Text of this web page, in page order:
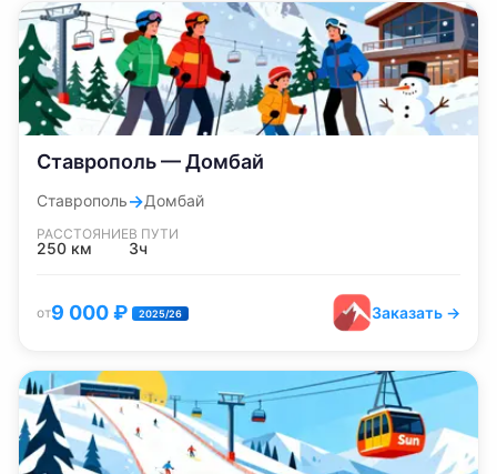
Ставрополь — Домбай
Ставрополь→Домбай
РАССТОЯНИЕ
250 км
В ПУТИ
3ч
от9 000₽ 2025/26 Заказать →